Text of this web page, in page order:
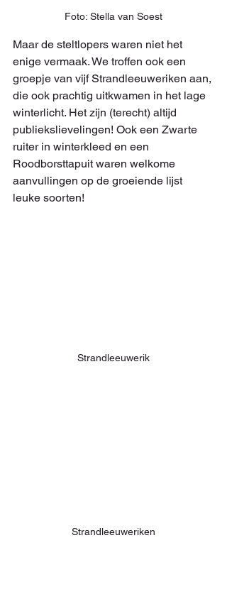
Foto: Stella van Soest
Maar de steltlopers waren niet het
enige vermaak. We troffen ook een
groepje van vijf Strandleeuweriken aan,
die ook prachtig uitkwamen in het lage
winterlicht. Het zijn (terecht) altijd
publiekslievelingen! Ook een Zwarte
ruiter in winterkleed en een
Roodborsttapuit waren welkome
aanvullingen op de groeiende lijst
leuke soorten!
Strandleeuwerik
Strandleeuweriken